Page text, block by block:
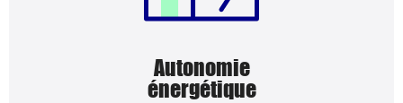
Autonomie
énergétique